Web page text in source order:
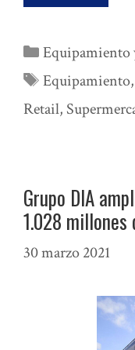
Categorías
Equipamiento
Etiquetas
Equipamiento,
Retail,
Grupo DIA
1.028 millones
30 marzo 2021